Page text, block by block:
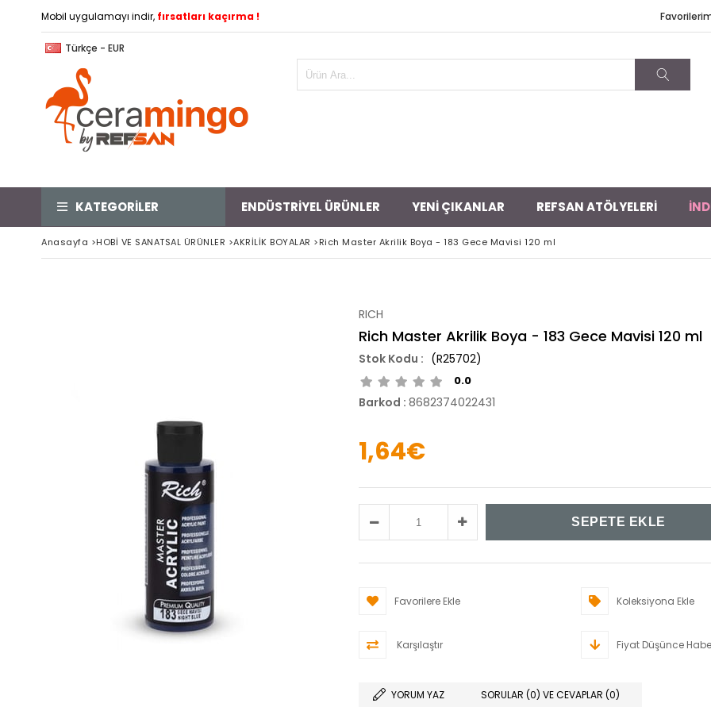
Mobil uygulamayı indir, fırsatları kaçırma !
Türkçe - EUR
KATEGORİLER ENDÜSTRİYEL ÜRÜNLER YENİ ÇIKANLAR REFSAN ATÖLYELERİ
Anasayfa >HOBİ VE SANATSAL ÜRÜNLER >AKRİLİK BOYALAR >Rich Master Akrilik Boya - 183 Gece Mavisi 120 ml
RICH
Rich Master Akrilik Boya - 183 Gece Mavisi 120 ml
(R25702)
0.0
Barkod : 8682374022431
1,64€
Favorilere Ekle Koleksiyona Ekle
Karşılaştır Fiyat Düşünce
YORUM YAZ SORULAR (0) VE CEVAPLAR (0)